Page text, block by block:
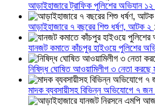
আড়াইহাজারে ট্রাফিক পুলিশের অভিযান
আড়াইহাজারে ৭ বছরের শিশু ধর্ষণ, আটক ২
যানজট কমাতে কাঁচপুর হাইওয়ে পুলিশের
নিষিদ্ধ ঘোষিত আওয়ামিলীগ ৩ নেতা করছে
মাদক ব্যবসায়ীসহ বিভিন্ন অভিযোগে ৭